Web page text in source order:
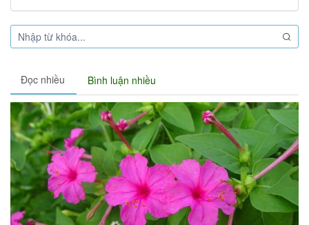
Đọc nhiều Bình luận nhiều